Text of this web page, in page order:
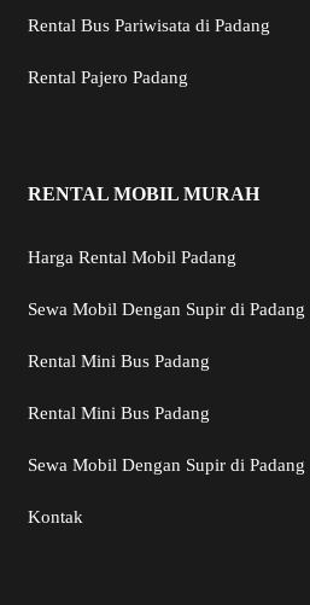
Rental Bus Pariwisata di Padang
Rental Pajero Padang
RENTAL MOBIL MURAH
Harga Rental Mobil Padang
Sewa Mobil Dengan Supir di Padang
Rental Mini Bus Padang
Rental Mini Bus Padang
Sewa Mobil Dengan Supir di Padang
Kontak